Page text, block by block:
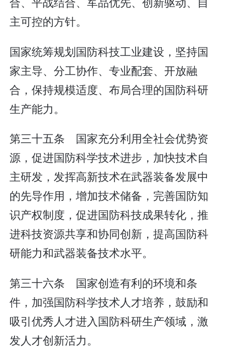
主可控的方针。
国家统筹规划国防科技工业建设，坚持国
家主导、分工协作、专业配套、开放融
合，保持规模适度、布局合理的国防科研
生产能力。
第三十五条 国家充分利用全社会优势资
源，促进国防科学技术进步，加快技术自
主研发，发挥高新技术在武器装备发展中
的先导作用，增加技术储备，完善国防知
识产权制度，促进国防科技成果转化，推
进科技资源共享和协同创新，提高国防科
研能力和武器装备技术水平。
第三十六条 国家创造有利的环境和条
件，加强国防科学技术人才培养，鼓励和
吸引优秀人才进入国防科研生产领域，激
发人才创新活力。